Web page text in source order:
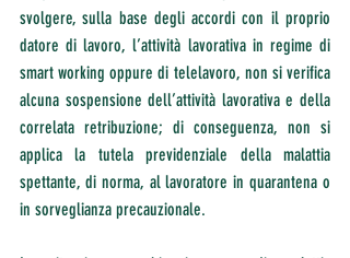
svolgere, sulla base degli accordi con il proprio
datore di lavoro, l’attività lavorativa in regime di
smart working oppure di telelavoro, non si verifica
alcuna sospensione dell’attività lavorativa e della
correlata retribuzione; di conseguenza, non si
applica la tutela previdenziale della malattia
spettante, di norma, al lavoratore in quarantena o
in sorveglianza precauzionale.